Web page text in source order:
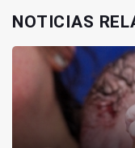
NOTICIAS